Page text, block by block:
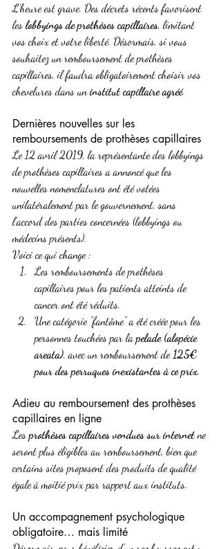
L’heure est grave. Des décrets récents favorisent
les lobbyings de prothèses capillaires, limitant
vos choix et votre liberté. Désormais, si vous
souhaitez un remboursement de prothèses
capillaires, il faudra obligatoirement choisir vos
chevelures dans un institut capillaire agréé.
Dernières nouvelles sur les
remboursements de prothèses capillaires
Le 12 avril 2019, la représentante des lobbyings
de prothèses capillaires a annoncé que les
nouvelles nomenclatures ont été votées
unilatéralement par le gouvernement, sans
l’accord des parties concernées (lobbyings ou
médecins présents).
Voici ce qui change :
Les remboursements de prothèses
capillaires pour les patients atteints de
cancer ont été réduits.
Une catégorie "fantôme" a été créée pour les
personnes touchées par la pelade (alopécie
areata), avec un remboursement de 125€
pour des perruques inexistantes à ce prix.
Adieu au remboursement des prothèses
capillaires en ligne
Les prothèses capillaires vendues sur internet ne
seront plus éligibles au remboursement, bien que
certains sites proposent des produits de qualité
égale à moitié prix par rapport aux instituts.
Un accompagnement psychologique
obligatoire… mais limité